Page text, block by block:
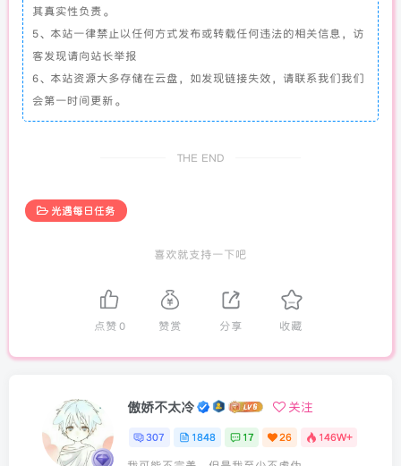
其真实性负责。
5、本站一律禁止以任何方式发布或转载任何违法的相关信息，访
客发现请向站长举报
6、本站资源大多存储在云盘，如发现链接失效，请联系我们我们
会第一时间更新。
THE END
光遇每日任务
喜欢就支持一下吧
点赞0 赞赏 分享 收藏
傲娇不太冷 关注
307 1848 17 26 146W+